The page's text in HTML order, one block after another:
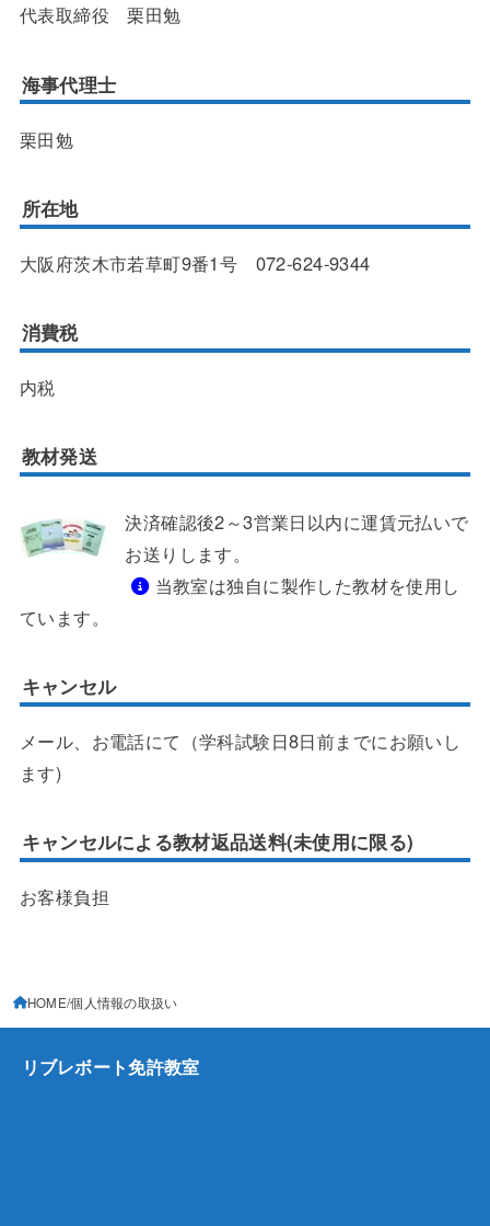
代表取締役 栗田勉
海事代理士
栗田勉
所在地
大阪府茨木市若草町9番1号 072-624-9344
消費税
内税
教材発送
決済確認後2～3営業日以内に運賃元払いで
お送りします。
当教室は独自に製作した教材を使用し
ています。
キャンセル
メール、お電話にて（学科試験日8日前までにお願いし
ます)
キャンセルによる教材返品送料(未使用に限る)
お客様負担
HOME 個人情報の取扱い
リブレボート免許教室